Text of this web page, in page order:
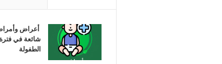
أعراض
شائعة في فترة
الطفولة